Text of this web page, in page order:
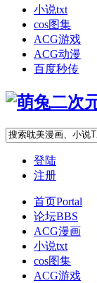
小说txt
cos图集
ACG游戏
ACG动漫
百度秒传
登陆
注册
首页Portal
论坛BBS
ACG漫画
小说txt
cos图集
ACG游戏